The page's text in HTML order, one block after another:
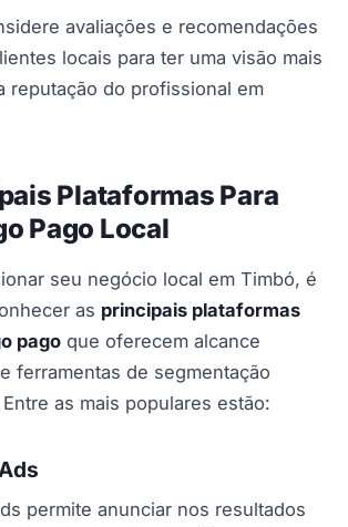
avaliações e recomendações
locais para ter uma visão mais
reputação do profissional em
Plataformas Para
Pago Local
seu negócio local em Timbó, é
as principais plataformas
pago que oferecem alcance
ferramentas de segmentação
as mais populares estão:
permite anunciar nos resultados